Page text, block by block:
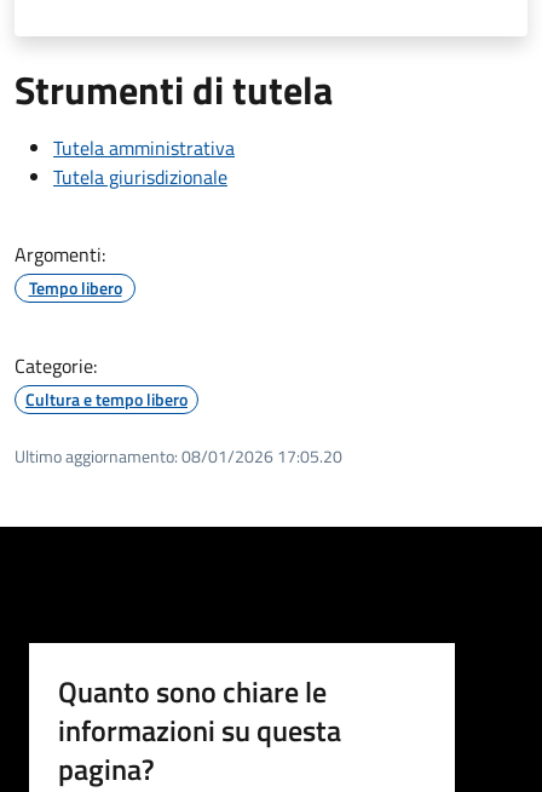
Strumenti di tutela
Tutela amministrativa
Tutela giurisdizionale
Argomenti:
Tempo libero
Categorie:
Cultura e tempo libero
Ultimo aggiornamento:08/01/2026 17:05.20
Quanto sono chiare le
informazioni su questa
pagina?